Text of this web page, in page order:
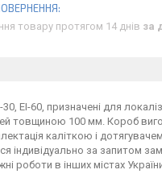
товару протягом 14 днів за
ЕI-60, призначені для
товщиною 100 мм. Короб
каліткою і
індивідуально за запитом
в інших містах